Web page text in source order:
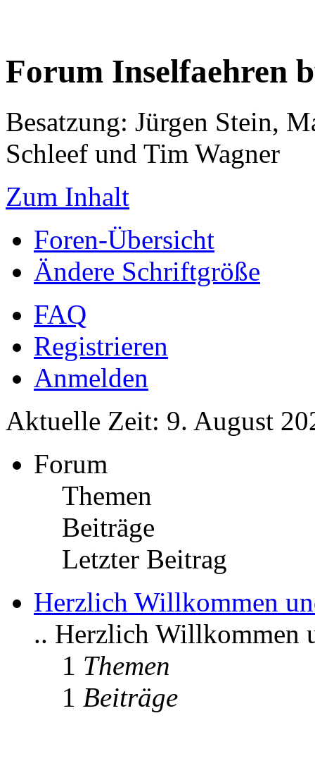
Forum Inselfaehren
Besatzung: Jürgen Stein,
Schleef und Tim Wagner
Zum Inhalt
Foren-Übersicht
Ändere Schriftgröße
FAQ
Registrieren
Anmelden
Aktuelle Zeit: 9. August
Forum
Themen
Beiträge
Letzter Beitrag
Herzlich Willkommen
.. Herzlich Willkommen
1 Themen
1 Beiträge